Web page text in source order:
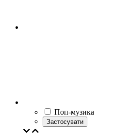
Поп-музика
Застосувати